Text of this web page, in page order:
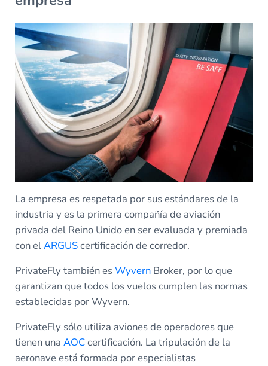
La empresa es respetada por sus estándares de la
industria y es la primera compañía de aviación
privada del Reino Unido en ser evaluada y premiada
con elARGUScertificación de corredor.
PrivateFly también esWyvernBroker, por lo que
garantizan que todos los vuelos cumplen las normas
establecidas por Wyvern.
PrivateFly sólo utiliza aviones de operadores que
tienen una AOCcertificación. La tripulación de la
aeronave está formada por especialistas